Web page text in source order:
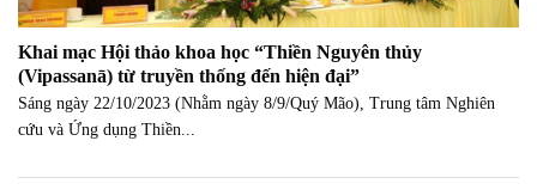
Khai mạc Hội thảo khoa học “Thiền Nguyên thủy
(Vipassanā) từ truyền thống đến hiện đại”
Sáng ngày 22/10/2023 (Nhằm ngày 8/9/Quý Mão), Trung tâm Nghiên
cứu và Ứng dụng Thiền...